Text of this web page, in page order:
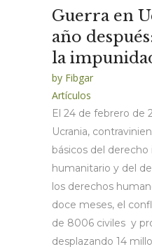
Guerra en
año
la
by Fibgar
Artículos
El 24 de febrero de
Ucrania,
básicos del
humanitario y del
los derechos
doce meses, el
de 8006 civiles y
desplazando 14